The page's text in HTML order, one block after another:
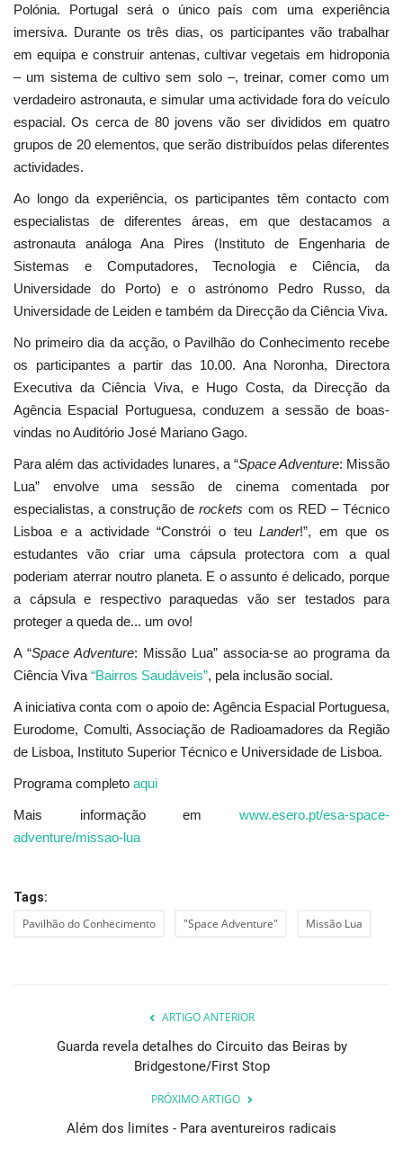
Polónia. Portugal será o único país com uma experiência
imersiva. Durante os três dias, os participantes vão trabalhar
em equipa e construir antenas, cultivar vegetais em hidroponia
– um sistema de cultivo sem solo –, treinar, comer como um
verdadeiro astronauta, e simular uma actividade fora do veículo
espacial. Os cerca de 80 jovens vão ser divididos em quatro
grupos de 20 elementos, que serão distribuídos pelas diferentes
actividades.
Ao longo da experiência, os participantes têm contacto com
especialistas de diferentes áreas, em que destacamos a
astronauta análoga Ana Pires (Instituto de Engenharia de
Sistemas e Computadores, Tecnologia e Ciência, da
Universidade do Porto) e o astrónomo Pedro Russo, da
Universidade de Leiden e também da Direcção da Ciência Viva.
No primeiro dia da acção, o Pavilhão do Conhecimento recebe
os participantes a partir das 10.00. Ana Noronha, Directora
Executiva da Ciência Viva, e Hugo Costa, da Direcção da
Agência Espacial Portuguesa, conduzem a sessão de boas-
vindas no Auditório José Mariano Gago.
Para além das actividades lunares, a “Space Adventure: Missão
Lua” envolve uma sessão de cinema comentada por
especialistas, a construção derockets com os RED – Técnico
Lisboa e a actividade “Constrói o teuLander!”, em que os
estudantes vão criar uma cápsula protectora com a qual
poderiam aterrar noutro planeta. E o assunto é delicado, porque
a cápsula e respectivo paraquedas vão ser testados para
proteger a queda de... um ovo!
A “Space Adventure: Missão Lua” associa-se ao programa da
Ciência Viva “Bairros Saudáveis”, pela inclusão social.
A iniciativa conta com o apoio de: Agência Espacial Portuguesa,
Eurodome, Comulti, Associação de Radioamadores da Região
de Lisboa, Instituto Superior Técnico e Universidade de Lisboa.
Programa completo aqui
Mais informação em www.esero.pt/esa-space-
adventure/missao-lua
Tags:
Pavilhão do Conhecimento "Space Adventure" Missão Lua
ARTIGO ANTERIOR
Guarda revela detalhes do Circuito das Beiras by
Bridgestone/First Stop
PRÓXIMO ARTIGO
Além dos limites - Para aventureiros radicais